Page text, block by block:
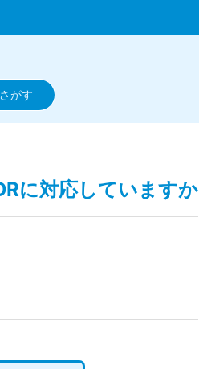
に対応していますか